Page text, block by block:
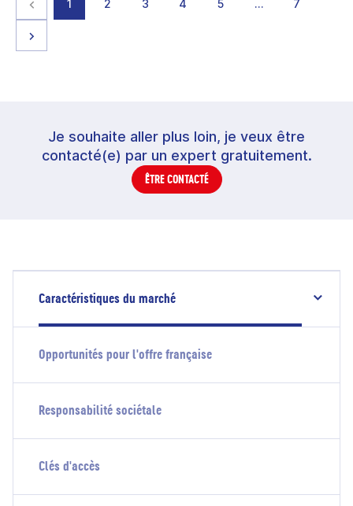
Page précédente
page
1 page
2 page
3 page
4 page
5 … page
7
Je souhaite aller plus loin, je veux être
contacté(e) par un expert gratuitement.
ÊTRE CONTACTÉ
Caractéristiques du marché
Opportunités pour l'offre française
Responsabilité sociétale
Clés d'accès